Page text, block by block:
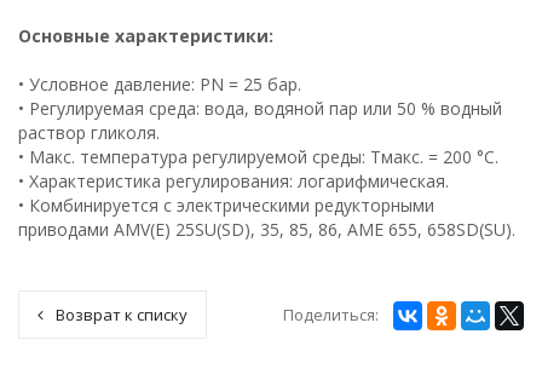
Основные характеристики:
• Условное давление: PN = 25 бар.
• Регулируемая среда: вода, водяной пар или 50 % водный
раствор гликоля.
• Макс. температура регулируемой среды: Тмакс. = 200 °С.
• Характеристика регулирования: логарифмическая.
• Комбинируется с электрическими редукторными
приводами AMV(E) 25SU(SD), 35, 85, 86, AME 655, 658SD(SU).
Возврат к списку Поделиться: